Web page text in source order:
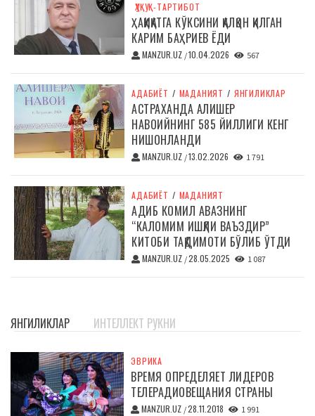
ҲУҚУҚ-ТАРТИБОТ
ҲАҚИҚАТГА КЎКСИНИ ҚАЛҚОН ҚИЛГАН
КАРИМ БАҲРИЕВ ЁДИ
MANZUR.UZ /10.04.2026 567
АДАБИЁТ / МАДАНИЯТ / ЯНГИЛИКЛАР
АСТРАХАНДА АЛИШЕР
НАВОИЙНИНГ 585 ЙИЛЛИГИ КЕНГ
НИШОНЛАНДИ
MANZUR.UZ /13.02.2026 1 791
АДАБИЁТ / МАДАНИЯТ
АДИБ КОМИЛ АВАЗНИНГ
“КАЛОМИМ ИШҚЛИ ВАЪЗДИР”
КИТОБИ ТАҚДИМОТИ БЎЛИБ ЎТДИ
MANZUR.UZ /28.05.2025 1 087
ЯНГИЛИКЛАР ИНТЕЛЛЕКТ РУКНИ
ЭВРИКА
ВРЕМЯ ОПРЕДЕЛЯЕТ ЛИДЕРОВ
ТЕЛЕРАДИОВЕЩАНИЯ СТРАНЫ
MANZUR.UZ /28.11.2018 1 991